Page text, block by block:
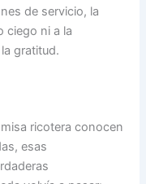
de servicio, la
ciego ni a la
gratitud.
ricotera conocen
esas